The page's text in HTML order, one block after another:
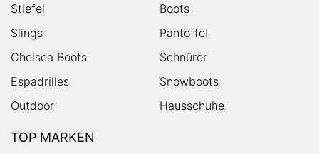
Stiefel
Boots
Slings
Pantoffel
Chelsea Boots
Schnürer
Espadrilles
Snowboots
Outdoor
Hausschuhe
TOP MARKEN